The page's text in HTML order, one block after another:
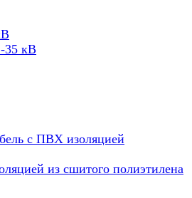
35 кВ
с ПВХ изоляцией
из сшитого полиэтилена